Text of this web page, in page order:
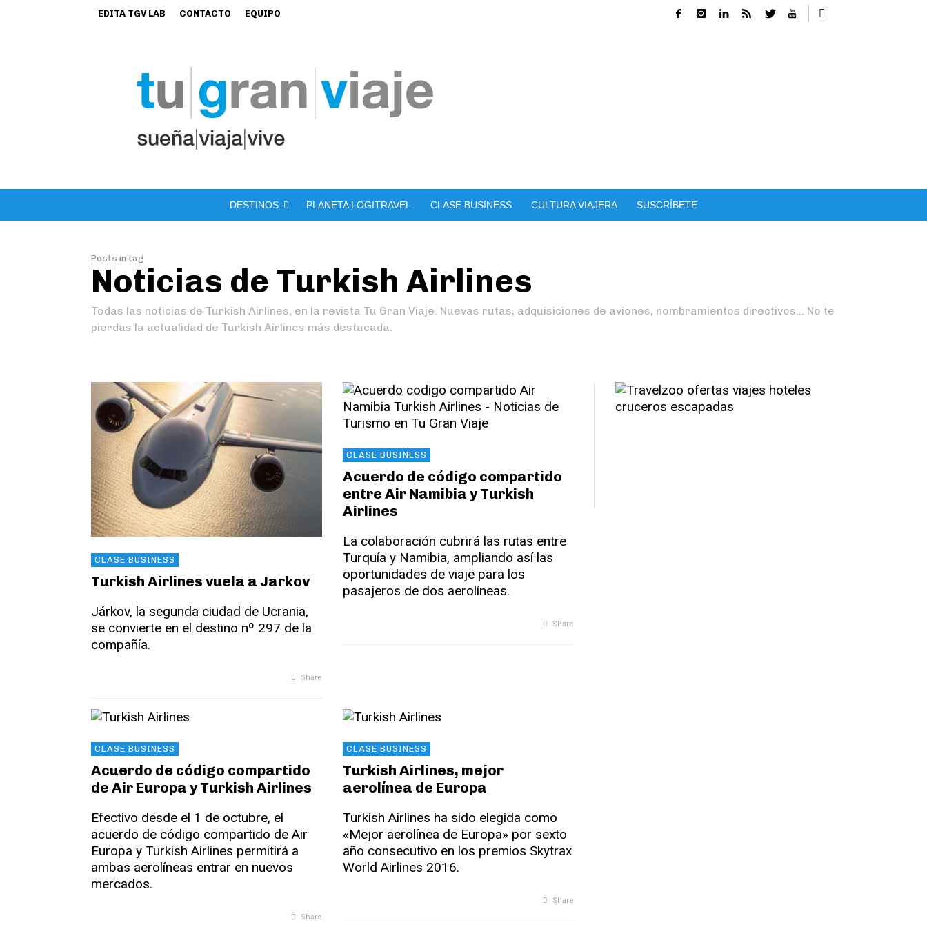
EDITA TGV LAB CONTACTO EQUIPO
DESTINOS PLANETA LOGITRAVEL CLASE BUSINESS CULTURA VIAJERA SUSCRÍBETE
Posts in tag
Noticias de Turkish Airlines
Todas las noticias de Turkish Airlines, en la revista Tu Gran Viaje. Nuevas rutas, adquisiciones de aviones, nombramientos directivos… No te
pierdas la actualidad de Turkish Airlines más destacada.
CLASE BUSINESS
Turkish Airlines vuela a Jarkov
Járkov, la segunda ciudad de Ucrania,
se convierte en el destino nº 297 de la
compañía.
Share
CLASE BUSINESS
Acuerdo de código compartido
entre Air Namibia y Turkish
Airlines
La colaboración cubrirá las rutas entre
Turquía y Namibia, ampliando así las
oportunidades de viaje para los
pasajeros de dos aerolíneas.
Share
CLASE BUSINESS
Acuerdo de código compartido
de Air Europa y Turkish Airlines
Efectivo desde el 1 de octubre, el
acuerdo de código compartido de Air
Europa y Turkish Airlines permitirá a
ambas aerolíneas entrar en nuevos
mercados.
Share
CLASE BUSINESS
Turkish Airlines, mejor
aerolínea de Europa
Turkish Airlines ha sido elegida como
«Mejor aerolínea de Europa» por sexto
año consecutivo en los premios Skytrax
World Airlines 2016.
Share